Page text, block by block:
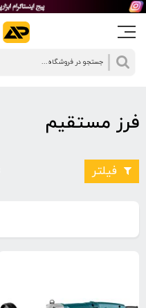
جستجو
فرز مستقیم
فیلتر